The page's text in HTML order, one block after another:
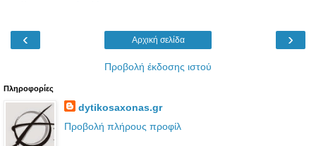
‹ ›
Αρχική σελίδα
Προβολή έκδοσης ιστού
Πληροφορίες
dytikosaxonas.gr
Προβολή πλήρους προφίλ